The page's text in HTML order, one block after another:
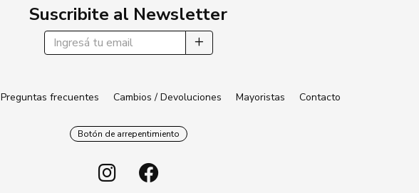
Suscribite al Newsletter
Preguntas frecuentes Cambios / Devoluciones Mayoristas Contacto
Botón de arrepentimiento